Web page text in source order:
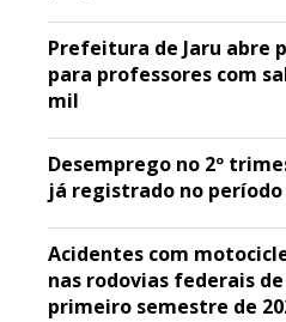
Prefeitura de Jaru abre
para professores com
mil
Desemprego no 2º
já registrado no período
Acidentes com
nas rodovias federais
primeiro semestre de